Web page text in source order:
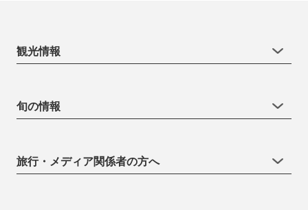
観光情報
旬の情報
旅行・メディア関係者の方へ